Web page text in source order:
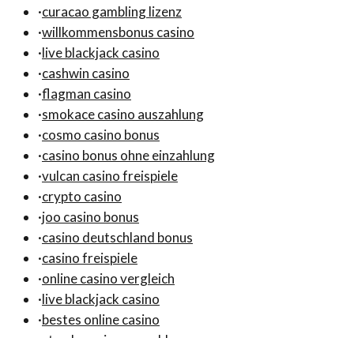
·curacao gambling lizenz
·willkommensbonus casino
·live blackjack casino
·cashwin casino
·flagman casino
·smokace casino auszahlung
·cosmo casino bonus
·casino bonus ohne einzahlung
·vulcan casino freispiele
·crypto casino
·joo casino bonus
·casino deutschland bonus
·casino freispiele
·online casino vergleich
·live blackjack casino
·bestes online casino